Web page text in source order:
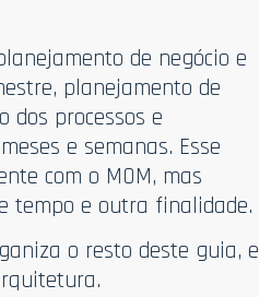
de negócio e
planejamento de
dos processos e
e semanas. Esse
com o MOM, mas
tempo e outra finalidade.
o resto deste guia, e